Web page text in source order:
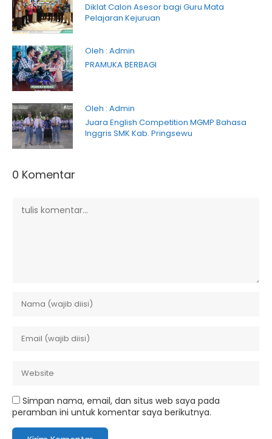
Diklat Calon Asesor bagi Guru Mata
Pelajaran Kejuruan
Oleh : Admin
PRAMUKA BERBAGI
Oleh : Admin
Juara English Competition MGMP Bahasa
Inggris SMK Kab. Pringsewu
0 Komentar
Simpan nama, email, dan situs web saya pada
peramban ini untuk komentar saya berikutnya.